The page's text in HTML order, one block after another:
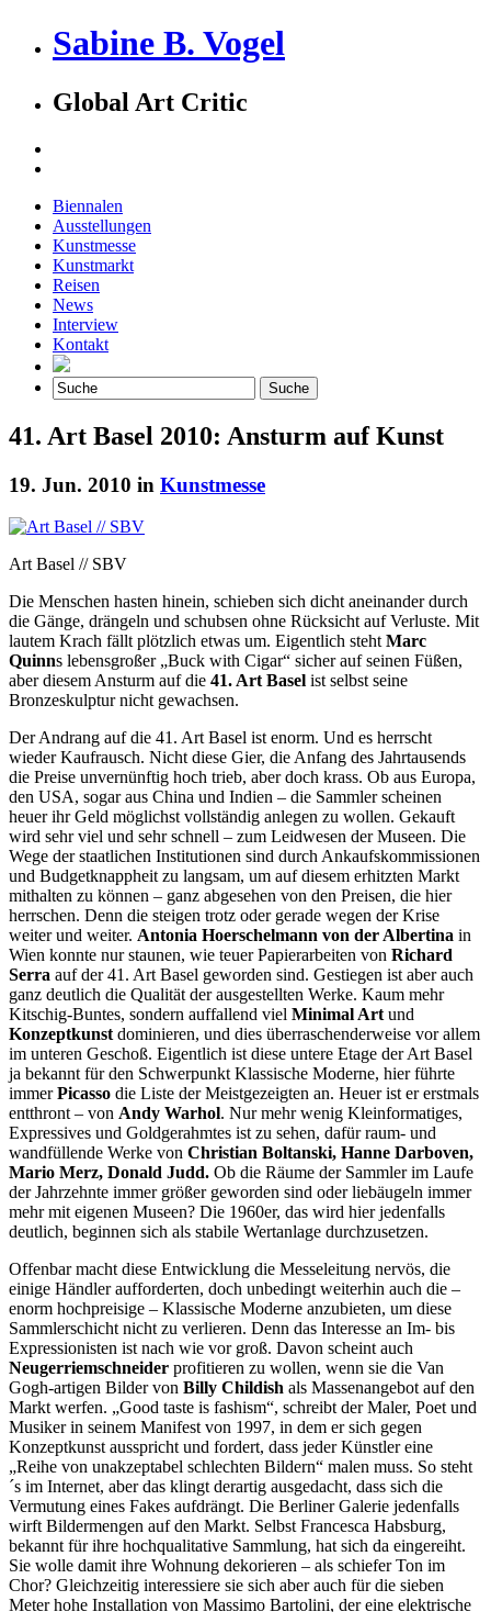
Sabine B. Vogel
Global Art Critic
Biennalen
Ausstellungen
Kunstmesse
Kunstmarkt
Reisen
News
Interview
Kontakt
41. Art Basel 2010: Ansturm auf Kunst
19. Jun. 2010 in Kunstmesse
Art Basel // SBV
Die Menschen hasten hinein, schieben sich dicht aneinander durch
die Gänge, drängeln und schubsen ohne Rücksicht auf Verluste. Mit
lautem Krach fällt plötzlich etwas um. Eigentlich steht Marc
Quinns lebensgroßer „Buck with Cigar“ sicher auf seinen Füßen,
aber diesem Ansturm auf die 41. Art Basel ist selbst seine
Bronzeskulptur nicht gewachsen.
Der Andrang auf die 41. Art Basel ist enorm. Und es herrscht
wieder Kaufrausch. Nicht diese Gier, die Anfang des Jahrtausends
die Preise unvernünftig hoch trieb, aber doch krass. Ob aus Europa,
den USA, sogar aus China und Indien – die Sammler scheinen
heuer ihr Geld möglichst vollständig anlegen zu wollen. Gekauft
wird sehr viel und sehr schnell – zum Leidwesen der Museen. Die
Wege der staatlichen Institutionen sind durch Ankaufskommissionen
und Budgetknappheit zu langsam, um auf diesem erhitzten Markt
mithalten zu können – ganz abgesehen von den Preisen, die hier
herrschen. Denn die steigen trotz oder gerade wegen der Krise
weiter und weiter. Antonia Hoerschelmann von der Albertina in
Wien konnte nur staunen, wie teuer Papierarbeiten von Richard
Serra auf der 41. Art Basel geworden sind. Gestiegen ist aber auch
ganz deutlich die Qualität der ausgestellten Werke. Kaum mehr
Kitschig-Buntes, sondern auffallend viel Minimal Art und
Konzeptkunst dominieren, und dies überraschenderweise vor allem
im unteren Geschoß. Eigentlich ist diese untere Etage der Art Basel
ja bekannt für den Schwerpunkt Klassische Moderne, hier führte
immerPicasso die Liste der Meistgezeigten an. Heuer ist er erstmals
entthront – von Andy Warhol. Nur mehr wenig Kleinformatiges,
Expressives und Goldgerahmtes ist zu sehen, dafür raum- und
wandfüllende Werke von Christian Boltanski, Hanne Darboven,
Mario Merz, Donald Judd. Ob die Räume der Sammler im Laufe
der Jahrzehnte immer größer geworden sind oder liebäugeln immer
mehr mit eigenen Museen? Die 1960er, das wird hier jedenfalls
deutlich, beginnen sich als stabile Wertanlage durchzusetzen.
Offenbar macht diese Entwicklung die Messeleitung nervös, die
einige Händler aufforderten, doch unbedingt weiterhin auch die –
enorm hochpreisige – Klassische Moderne anzubieten, um diese
Sammlerschicht nicht zu verlieren. Denn das Interesse an Im- bis
Expressionisten ist nach wie vor groß. Davon scheint auch
Neugerriemschneider profitieren zu wollen, wenn sie die Van
Gogh-artigen Bilder von Billy Childish als Massenangebot auf den
Markt werfen. „Good taste is fashism“, schreibt der Maler, Poet und
Musiker in seinem Manifest von 1997, in dem er sich gegen
Konzeptkunst ausspricht und fordert, dass jeder Künstler eine
„Reihe von unakzeptabel schlechten Bildern“ malen muss. So steht
´s im Internet, aber das klingt derartig ausgedacht, dass sich die
Vermutung eines Fakes aufdrängt. Die Berliner Galerie jedenfalls
wirft Bildermengen auf den Markt. Selbst Francesca Habsburg,
bekannt für ihre hochqualitative Sammlung, hat sich da eingereiht.
Sie wolle damit ihre Wohnung dekorieren – als schiefer Ton im
Chor? Gleichzeitig interessiere sie sich aber auch für die sieben
Meter hohe Installation von Massimo Bartolini, der eine elektrische